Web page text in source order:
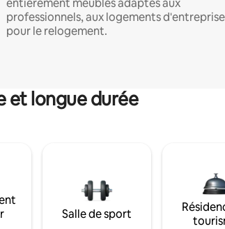
entièrement meublés adaptés aux
professionnels, aux logements
pour le relogement.
et longue durée
Salle de sport